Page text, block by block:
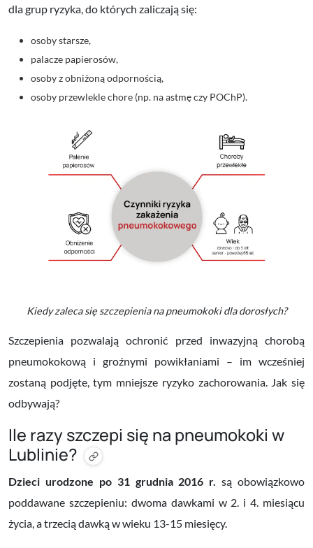
dla grup ryzyka, do których zaliczają się:
osoby starsze,
palacze papierosów,
osoby z obniżoną odpornością,
osoby przewlekle chore (np. na astmę czy POChP).
Kiedy zaleca się szczepienia na pneumokoki dla dorosłych?
Szczepienia pozwalają ochronić przed inwazyjną chorobą
pneumokokową i groźnymi powikłaniami – im wcześniej
zostaną podjęte, tym mniejsze ryzyko zachorowania. Jak się
odbywają?
Ile razy szczepi się na pneumokoki w
Lublinie?
Dzieci urodzone po 31 grudnia 2016 r. są obowiązkowo
poddawane szczepieniu: dwoma dawkami w 2. i 4. miesiącu
życia, a trzecią dawką w wieku 13-15 miesięcy.